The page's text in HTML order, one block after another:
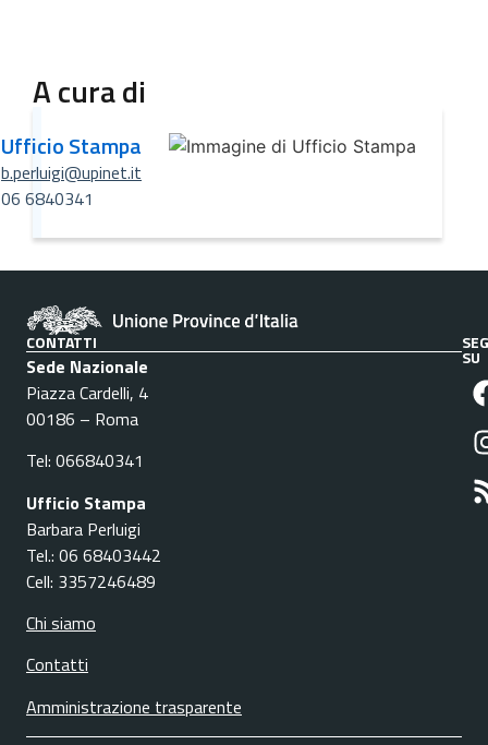
A cura di
Ufficio Stampa
b.perluigi@upinet.it
06 6840341
CONTATTI
Sede Nazionale
Piazza Cardelli, 4
00186 – Roma
Tel: 066840341
Ufficio Stampa
Barbara Perluigi
Tel.: 06 68403442
Cell: 3357246489
Chi siamo
Contatti
Amministrazione trasparente
SU